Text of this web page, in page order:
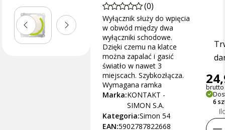
(0)
Wyłącznik służy do wpięcia
w obwód między dwa
wyłączniki schodowe.
Dzięki czemu na klatce
można zapalać i gasić
światło w nawet 3
miejscach. Szybkozłącza.
Wymagana ramka
Marka:KONTAKT -
SIMON S.A.
Kategoria:Simon 54
EAN:5902787822668
brutto
6